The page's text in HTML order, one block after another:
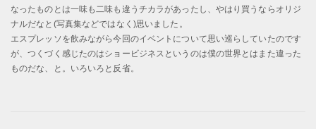
なったものとは一味も二味も違うチカラがあったし、やはり買うならオリジ
ナルだなと(写真集などではなく)思いました。
エスプレッソを飲みながら今回のイベントについて思い巡らしていたのです
が、つくづく感じたのはショービジネスというのは僕の世界とはまた違った
ものだな、と。いろいろと反省。